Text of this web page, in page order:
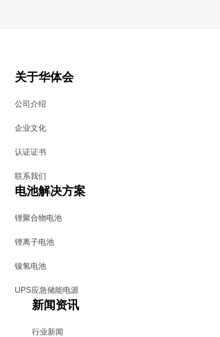
关于华体会
公司介绍
企业文化
认证证书
联系我们
电池解决方案
锂聚合物电池
锂离子电池
镍氢电池
UPS应急储能电源
新闻资讯
行业新闻